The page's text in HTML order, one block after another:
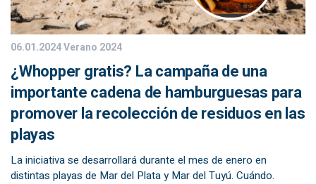
06.01.2024Verano 2024
¿Whopper gratis? La campaña de una
importante cadena de hamburguesas para
promover la recolección de residuos en las
playas
La iniciativa se desarrollará durante el mes de enero en
distintas playas de Mar del Plata y Mar del Tuyú. Cuándo.